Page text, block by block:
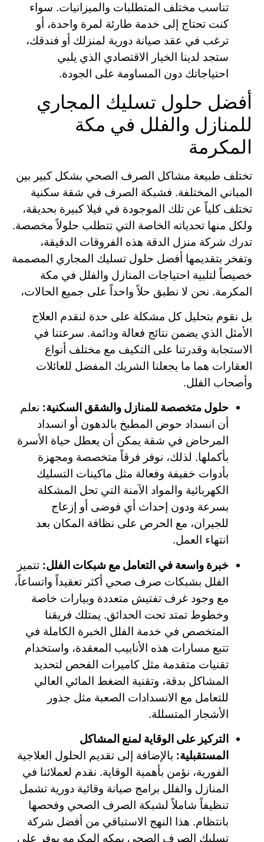
تناسب مختلف المتطلبات والميزانيات. سواء
كنت تحتاج إلى خدمة طارئة لمرة واحدة، أو
ترغب في عقد صيانة دورية لمنزلك أو فندقك،
ستجد لدينا الخيار الاقتصادي الذي يلبي
احتياجاتك دون المساومة على الجودة.
أفضل حلول تسليك المجاري
للمنازل والفلل في مكة
المكرمة
تختلف طبيعة مشاكل الصرف الصحي بشكل كبير بين
المباني المختلفة. فشبكة الصرف في شقة سكنية
تختلف كلياً عن تلك الموجودة في فيلا كبيرة بحديقة،
ولكل منها تحدياته الخاصة التي تتطلب حلولاً مخصصة.
تدرك شركة منزل الدقة هذه الفروقات الدقيقة،
وتفخر بتقديمها أفضل حلول تسليك المجاري المصممة
خصيصاً لتلبية احتياجات المنازل والفلل في مكة
المكرمة. نحن لا نطبق حلاً واحداً على جميع الحالات،
بل نقوم بتحليل كل مشكلة على حدة لنقدم العلاج
الأمثل الذي يضمن نتائج فعالة ودائمة. سرعتنا في
الاستجابة وقدرتنا على التكيف مع مختلف أنواع
العقارات هما ما يجعلنا الشريك المفضل للعائلات
وأصحاب الفلل.
حلول متخصصة للمنازل والشقق السكنية: نعلم
أن انسداد حوض المطبخ بالدهون أو انسداد
المرحاض في شقة يمكن أن يعطل حياة الأسرة
بأكملها. لذلك، نوفر فرقاً متخصصة ومجهزة
بأدوات خفيفة وفعالة مثل ماكينات التسليك
الكهربائية والمواد الآمنة التي تحل المشكلة
بسرعة ودون إحداث أي فوضى أو إزعاج
للجيران، مع الحرص على نظافة المكان بعد
انتهاء العمل.
خبرة واسعة في التعامل مع شبكات الفلل: تتميز
الفلل بشبكات صرف صحي أكثر تعقيداً واتساعاً،
مع وجود غرف تفتيش متعددة وبيارات خاصة
وخطوط تمتد تحت الحدائق. يمتلك فريقنا
المتخصص في خدمة الفلل الخبرة الكاملة في
تتبع مسارات هذه الأنابيب المعقدة، واستخدام
تقنيات متقدمة مثل كاميرات الفحص لتحديد
المشاكل بدقة، وتقنية الضغط المائي العالي
للتعامل مع الانسدادات الصعبة مثل جذور
الأشجار المتسللة.
التركيز على الوقاية لمنع المشاكل
المستقبلية: بالإضافة إلى تقديم الحلول العلاجية
الفورية، نؤمن بأهمية الوقاية. نقدم لعملائنا في
المنازل والفلل برامج صيانة وقائية دورية تشمل
تنظيفاً شاملاً لشبكة الصرف الصحي وفحصها
بانتظام. هذا النهج الاستباقي من أفضل شركة
تسليك الصرف الصحي بمكه المكرمه يوفر على